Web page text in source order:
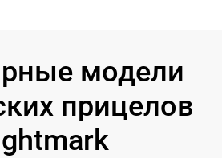
модели
прицелов